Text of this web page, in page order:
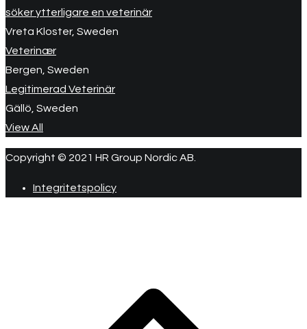
söker ytterligare en veterinär
Vreta Kloster, Sweden
Veterinær
Bergen, Sweden
Legitimerad Veterinär
Gällö, Sweden
View All
Copyright © 2021 HR Group Nordic AB.
Integritetspolicy